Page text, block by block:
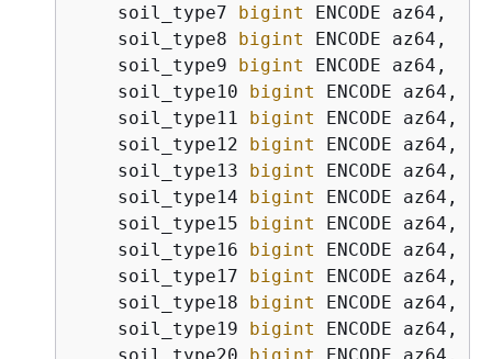
    soil_type7
bigint
ENCODE az64,
    soil_type8
bigint
ENCODE az64,
    soil_type9
bigint
ENCODE az64,
    soil_type10
bigint
ENCODE az64,
    soil_type11
bigint
ENCODE az64,
    soil_type12
bigint
ENCODE az64,
    soil_type13
bigint
ENCODE az64,
    soil_type14
bigint
ENCODE az64,
    soil_type15
bigint
ENCODE az64,
    soil_type16
bigint
ENCODE az64,
    soil_type17
bigint
ENCODE az64,
    soil_type18
bigint
ENCODE az64,
    soil_type19
bigint
ENCODE az64,
    soil_type20
bigint
ENCODE az64,